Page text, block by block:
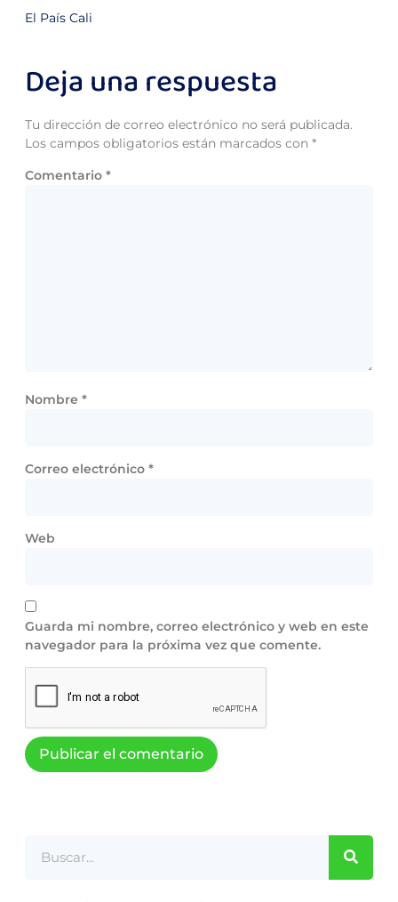
El País Cali
Deja una respuesta
Tu dirección de correo electrónico no será publicada.
Los campos obligatorios están marcados con *
Comentario *
Nombre *
Correo electrónico *
Web
Guarda mi nombre, correo electrónico y web en este
navegador para la próxima vez que comente.